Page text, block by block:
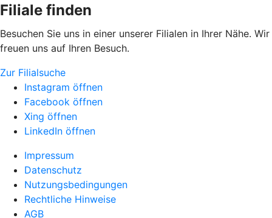
Filiale finden
Besuchen Sie uns in einer unserer Filialen in Ihrer Nähe. Wir
freuen uns auf Ihren Besuch.
Zur Filialsuche
Instagram öffnen
Facebook öffnen
Xing öffnen
LinkedIn öffnen
Impressum
Datenschutz
Nutzungsbedingungen
Rechtliche Hinweise
AGB